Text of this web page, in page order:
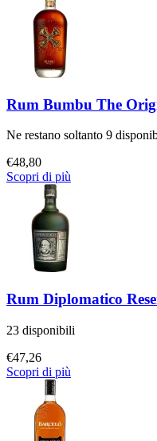
Rum Bumbu The
Ne restano soltanto 9
€48,80
Scopri di più
Rum Diplomatico
23 disponibili
€47,26
Scopri di più